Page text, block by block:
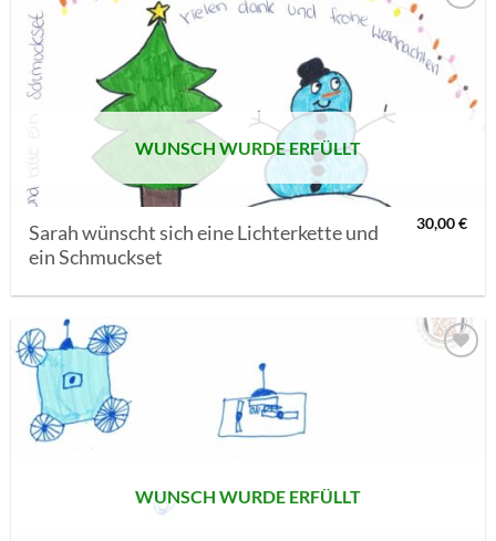
AUF MEINE
MERKLISTE
SETZEN
WUNSCH WURDE ERFÜLLT
Sarah wünscht sich eine Lichterkette und
ein Schmuckset
30,00€
WUNSCH WURDE ERFÜLLT